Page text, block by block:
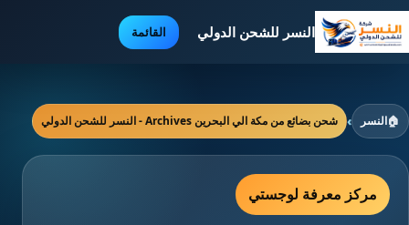
النسر للشحن الدولي القائمة
🏠النسر › شحن بضائع من مكة الي البحرين Archives - النسر للشحن الدولي
مركز معرفة لوجستي